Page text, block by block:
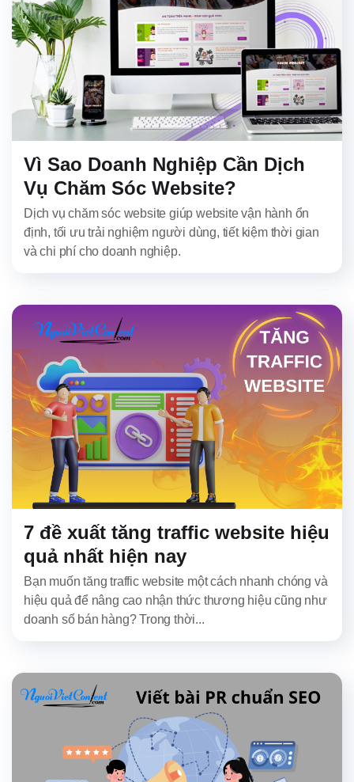
Vì Sao Doanh Nghiệp Cần Dịch
Vụ Chăm Sóc Website?
Dịch vụ chăm sóc website giúp website vận hành ổn
định, tối ưu trải nghiệm người dùng, tiết kiệm thời gian
và chi phí cho doanh nghiệp.
7 đề xuất tăng traffic website hiệu
quả nhất hiện nay
Bạn muốn tăng traffic website một cách nhanh chóng và
hiệu quả để nâng cao nhận thức thương hiệu cũng như
doanh số bán hàng? Trong thời...